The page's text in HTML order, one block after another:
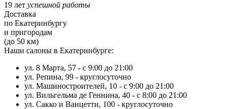
19 лет успешной работы
Доставка
по Екатеринбургу
и пригородам
(до 50 км)
Наши салоны в Екатеринбурге:
ул. 8 Марта, 57 - с 9:00 до 21:00
ул. Репина, 99 - круглосуточно
ул. Машиностроителей, 10 - с 9:00 до 21:00
ул. Вильгельма де Геннина, 40 - с 8:00 до 21:00
ул. Сакко и Ванцетти, 100 - круглосуточно